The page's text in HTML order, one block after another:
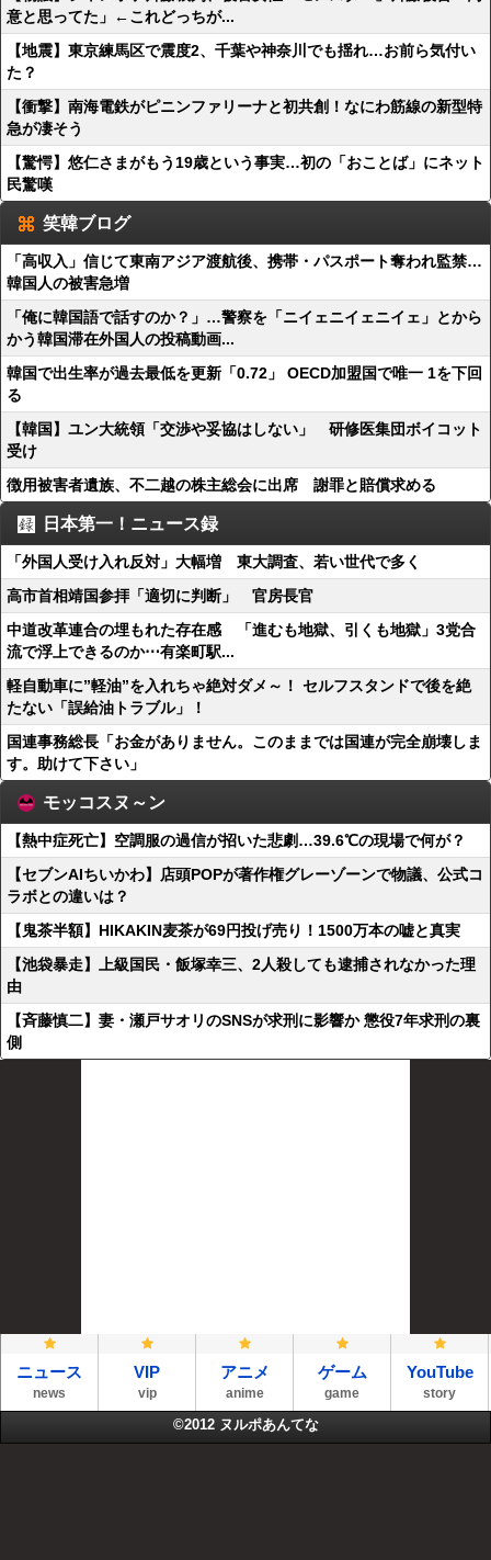
意と思ってた」←これどっちが...
【地震】東京練馬区で震度2、千葉や神奈川でも揺れ…お前ら気付い
た？
【衝撃】南海電鉄がピニンファリーナと初共創！なにわ筋線の新型特
急が凄そう
【驚愕】悠仁さまがもう19歳という事実…初の「おことば」にネット
民驚嘆
笑韓ブログ
「高収入」信じて東南アジア渡航後、携帯・パスポート奪われ監禁…
韓国人の被害急増
「俺に韓国語で話すのか？」…警察を「ニイェニイェニイェ」とから
かう韓国滞在外国人の投稿動画...
韓国で出生率が過去最低を更新「0.72」 OECD加盟国で唯一 1を下回
る
【韓国】ユン大統領「交渉や妥協はしない」 研修医集団ボイコット
受け
徴用被害者遺族、不二越の株主総会に出席 謝罪と賠償求める
日本第一！ニュース録
「外国人受け入れ反対」大幅増 東大調査、若い世代で多く
高市首相靖国参拝「適切に判断」 官房長官
中道改革連合の埋もれた存在感 「進むも地獄、引くも地獄」3党合
流で浮上できるのか⋯有楽町駅...
軽自動車に”軽油”を入れちゃ絶対ダメ～！ セルフスタンドで後を絶
たない「誤給油トラブル」！
国連事務総長「お金がありません。このままでは国連が完全崩壊しま
す。助けて下さい」
モッコスヌ～ン
【熱中症死亡】空調服の過信が招いた悲劇…39.6℃の現場で何が？
【セブンAIちいかわ】店頭POPが著作権グレーゾーンで物議、公式コ
ラボとの違いは？
【鬼茶半額】HIKAKIN麦茶が69円投げ売り！1500万本の嘘と真実
【池袋暴走】上級国民・飯塚幸三、2人殺しても逮捕されなかった理
由
【斉藤慎二】妻・瀬戸サオリのSNSが求刑に影響か 懲役7年求刑の裏
側
ニュース
news
VIP
vip
アニメ
anime
ゲーム
game
YouTube
story
©2012 ヌルポあんてな